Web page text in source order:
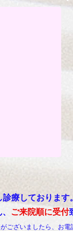
ております。
ご来院順に受付
ございましたら、お電